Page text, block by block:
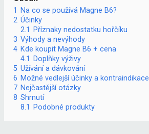
1
Na co se používá Magne B6?
2 Účinky
2.1
Příznaky nedostatku hořčíku
3 Výhody a nevýhody
4 Kde koupit Magne B6 + cena
4.1
Doplňky výživy
5 Užívání a dávkování
6 Možné vedlejší účinky a kontraindikace
7 Nejčastější otázky
8 Shrnutí
8.1
Podobné produkty